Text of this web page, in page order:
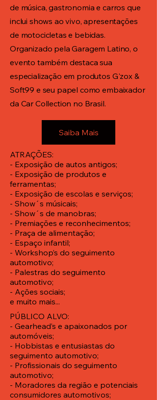
de música, gastronomia e carros que
inclui shows ao vivo, apresentações
de motocicletas e bebidas.
Organizado pela Garagem Latino, o
evento também destaca sua
especialização em produtos G'zox &
Soft99 e seu papel como embaixador
da Car Collection no Brasil.
Saiba Mais
ATRAÇÕES:
- Exposição de autos antigos;
- Exposição de produtos e
ferramentas;
- Exposição de escolas e serviços;
- Show´s músicais;
- Show´s de manobras;
- Premiações e reconhecimentos;
- Praça de alimentação;
- Espaço infantil;
- Workshop’s do seguimento
automotivo;
- Palestras do seguimento
automotivo;
- Ações sociais;
e muito mais...
PÚBLICO ALVO:
- Gearhead’s e apaixonados por
automóveis;
- Hobbistas e entusiastas do
seguimento automotivo;
- Profissionais do seguimento
automotivo;
- Moradores da região e potenciais
consumidores automotivos;